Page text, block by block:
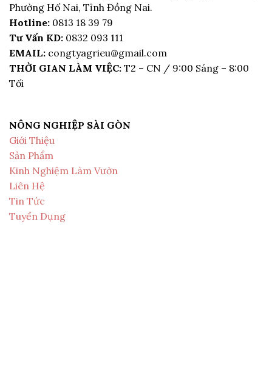
Phường Hố Nai, Tỉnh Đồng Nai.
Hotline: 0813 18 39 79
Tư Vấn KD: 0832 093 111
EMAIL: congtyagrieu@gmail.com
THỜI GIAN LÀM VIỆC: T2 – CN / 9:00 Sáng – 8:00
Tối
NÔNG NGHIỆP SÀI GÒN
Giới Thiệu
Sản Phẩm
Kinh Nghiệm Làm Vườn
Liên Hệ
Tin Tức
Tuyển Dụng